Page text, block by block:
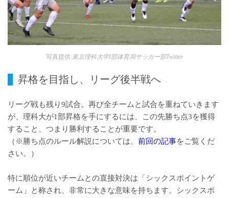
写真提供:東京理科大学I部体育局サッカー部Twitter
昇格を目指し、リーグ後半戦へ
リーグ戦も残り9試合。再び全チームと試合を重ねていきます
が、理科大が1部昇格を手にするには、この先勝ち点3を獲得
すること、つまり勝利することが重要です。
（※勝ち点のルール解説については、 前回の記事​をご覧くだ
さい。）
特に順位が近いチームとの直接対決は「シックスポイントゲ
ーム」と称され、非常に大きな意味を持ちます。シックスポ